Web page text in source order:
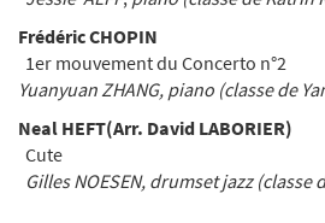
Frédéric CHOPIN
1er mouvement du Concerto n°2
Yuanyuan ZHANG, piano (classe de
Neal HEFT(Arr. David LABORIER)
Cute
Gilles NOESEN, drumsetjazz (classe